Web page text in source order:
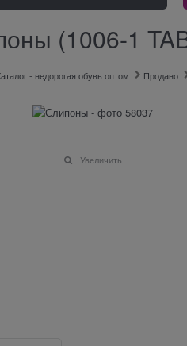
(1006-1
- недорогая обувь оптом Продано
Увеличить